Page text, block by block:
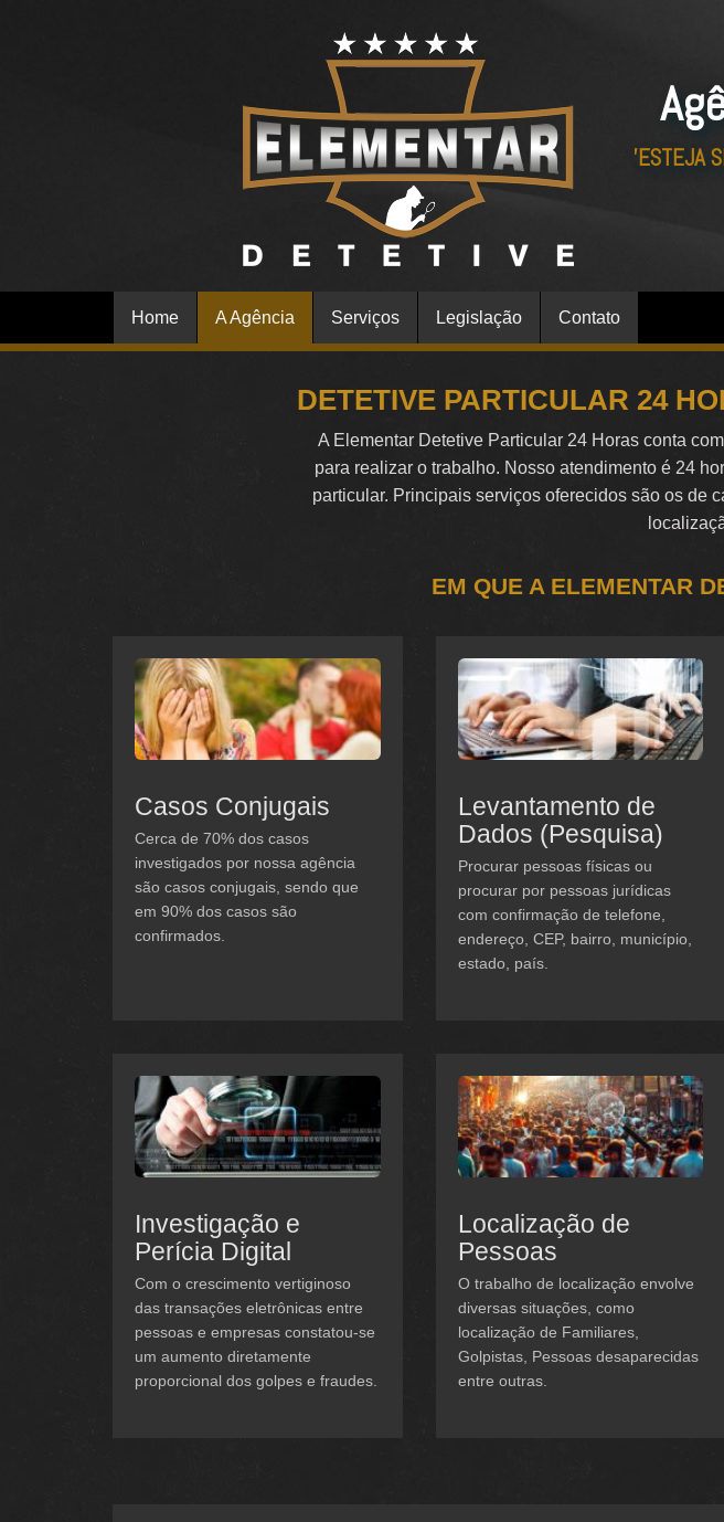
'ESTEJA
Home A Agência Serviços Legislação Contato
DETETIVE PARTICULAR 24
A Elementar Detetive Particular 24 Horas conta
para realizar o trabalho. Nosso atendimento é 24
particular. Principais serviços oferecidos são os de
EM QUE A ELEMENTAR
Casos Conjugais
Cerca de 70% dos casos
investigados por nossa agência
são casos conjugais, sendo que
em 90% dos casos são
confirmados.
Levantamento de
Dados (Pesquisa)
Procurar pessoas físicas ou
procurar por pessoas jurídicas
com confirmação de telefone,
endereço, CEP, bairro, município,
estado, país.
Investigação e
Perícia Digital
Com o crescimento vertiginoso
das transações eletrônicas entre
pessoas e empresas constatou-se
um aumento diretamente
proporcional dos golpes e fraudes.
Localização de
Pessoas
O trabalho de localização envolve
diversas situações, como
localização de Familiares,
Golpistas, Pessoas desaparecidas
entre outras.